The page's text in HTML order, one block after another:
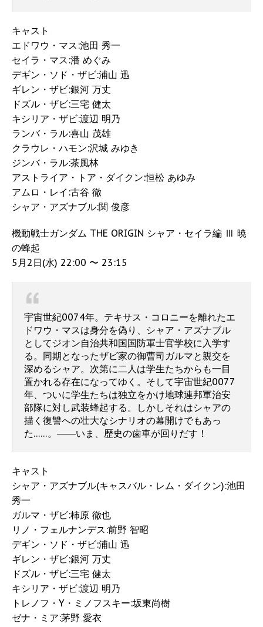
キャスト
エドワウ・マス:池田 秀一
セイラ・マス:潘 めぐみ
デギン・ソド・ザビ:浦山 迅
ギレン・ザビ:銀河 万丈
ドズル・ザビ:三宅 健太
キシリア・ザビ:渡辺 明乃
ランバ・ラル:喜山 茂雄
クラウレ・ハモン:沢城 みゆき
ジンバ・ラル:茶風林
アストライア・トア・ダイクン:恒松 あゆみ
アムロ・レイ:古谷 徹
シャア・アズナブル:関 俊彦
機動戦士ガンダム THE ORIGIN シャア・セイラ編 Ⅲ 暁
の蜂起
5月2日(水) 22:00 〜 23:15
宇宙世紀0074年。テキサス・コロニーを離れたエ
ドワウ・マスは身分を偽り、シャア・アズナブル
としてジオン自治共和国国防軍士官学校に入学す
る。同期となったザビ家の御曹司ガルマと親交を
深めるシャア。次第に二人は学生たちからも一目
置かれる存在になってゆく。そして宇宙世紀0077
年、ついに学生たちは独立をかけ地球連邦軍治安
部隊に対し武装蜂起する。しかしそれはシャアの
描く復讐への壮大なシナリオの幕開けでもあっ
た……。――いま、歴史の歯車が回りだす！
キャスト
シャア・アズナブル(キャスバル・レム・ダイクン):池田
秀一
ガルマ・ザビ:柿原 徹也
リノ・フェルナンデス:前野 智昭
デギン・ソド・ザビ:浦山 迅
ギレン・ザビ:銀河 万丈
ドズル・ザビ:三宅 健太
キシリア・ザビ:渡辺 明乃
トレノフ・Y・ミノフスキー:坂東尚樹
ゼナ・ミア:茅野 愛衣